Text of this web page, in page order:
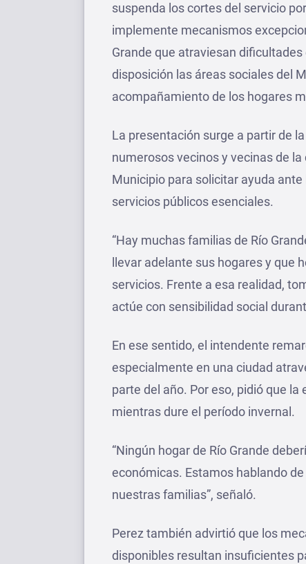
suspenda los cortes del servicio
implemente mecanismos
Grande que atraviesan
disposición las áreas sociales del
acompañamiento de los hogares
La presentación surge a partir de
numerosos vecinos y vecinas de
Municipio para solicitar ayuda
servicios públicos esenciales.
“Hay muchas familias de Río
llevar adelante sus hogares y que
servicios. Frente a esa realidad,
actúe con sensibilidad social
En ese sentido, el intendente
especialmente en una ciudad
parte del año. Por eso, pidió que
mientras dure el período invernal.
“Ningún hogar de Río Grande
económicas. Estamos hablando
nuestras familias”, señaló.
Perez también advirtió que los
disponibles resultan insuficientes